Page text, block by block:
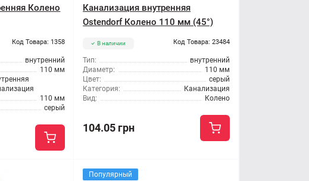
Колено
Код Товара: 1358
внутренний
110 мм
110 мм
серый
Канализация внутренняя
Ostendorf Колено 110 мм (45°)
В наличии Код Товара: 23484
Тип:
внутренний
Диаметр:
110 мм
Цвет:
серый
Категория:
Канализация
Вид:
Колено
104.05 грн
Популярный